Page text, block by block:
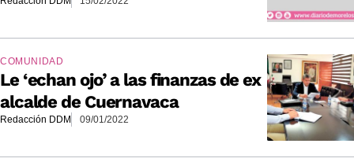
COMUNIDAD
Le ‘echan ojo’ a las finanzas de ex
alcalde de Cuernavaca
Redacción DDM 09/01/2022